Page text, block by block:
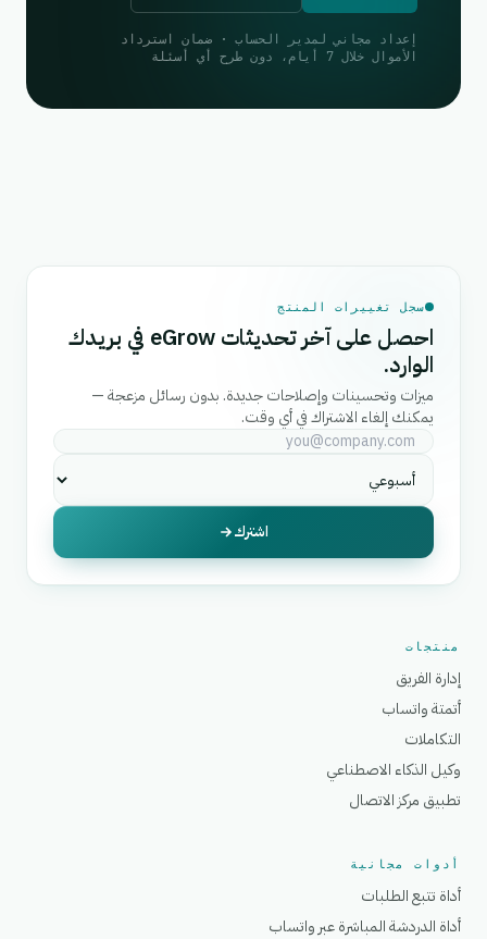
إعداد مجاني لمدير الحساب · ضمان استرداد
الأموال خلال 7 أيام، دون طرح أي أسئلة
سجل تغييرات المنتج
احصل على آخر تحديثات eGrow في بريدك
الوارد.
ميزات وتحسينات وإصلاحات جديدة. بدون رسائل مزعجة —
يمكنك إلغاء الاشتراك في أي وقت.
اشترك
منتجات
إدارة الفريق
أتمتة واتساب
التكاملات
وكيل الذكاء الاصطناعي
تطبيق مركز الاتصال
أدوات مجانية
أداة تتبع الطلبات
أداة الدردشة المباشرة عبر واتساب